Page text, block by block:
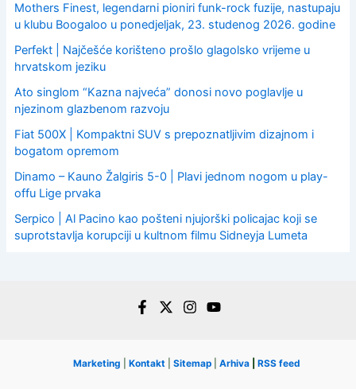
Mothers Finest, legendarni pioniri funk-rock fuzije, nastupaju
u klubu Boogaloo u ponedjeljak, 23. studenog 2026. godine
Perfekt | Najčešće korišteno prošlo glagolsko vrijeme u
hrvatskom jeziku
Ato singlom “Kazna najveća” donosi novo poglavlje u
njezinom glazbenom razvoju
Fiat 500X | Kompaktni SUV s prepoznatljivim dizajnom i
bogatom opremom
Dinamo – Kauno Žalgiris 5-0 | Plavi jednom nogom u play-
offu Lige prvaka
Serpico | Al Pacino kao pošteni njujorški policajac koji se
suprotstavlja korupciji u kultnom filmu Sidneyja Lumeta
Marketing Kontakt Sitemap Arhiva RSS feed